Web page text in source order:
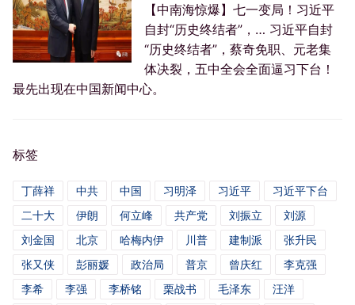
【中南海惊爆】七一变局！习近平
自封“历史终结者”，… 习近平自封
“历史终结者”，蔡奇免职、元老集
体决裂，五中全会全面逼习下台！
最先出现在中国新闻中心。
标签
丁薛祥 中共 中国 习明泽 习近平
习近平下台
二十大
伊朗 何立峰 共产党 刘振立
刘源
刘金国
北京 哈梅内伊 川普 建制派
张升民
张又侠
彭丽媛 政治局 普京 曾庆红
李克强
李希
李强 李桥铭 栗战书 毛泽东
汪洋